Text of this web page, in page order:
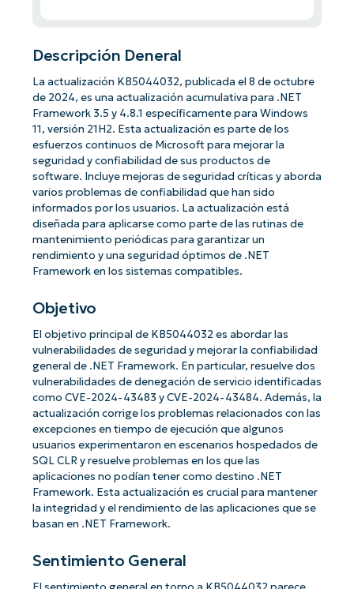
Descripción Deneral
La actualización KB5044032, publicada el 8 de octubre
de 2024, es una actualización acumulativa para .NET
Framework 3.5 y 4.8.1 específicamente para Windows
11, versión 21H2. Esta actualización es parte de los
esfuerzos continuos de Microsoft para mejorar la
seguridad y confiabilidad de sus productos de
software. Incluye mejoras de seguridad críticas y aborda
varios problemas de confiabilidad que han sido
informados por los usuarios. La actualización está
diseñada para aplicarse como parte de las rutinas de
mantenimiento periódicas para garantizar un
rendimiento y una seguridad óptimos de .NET
Framework en los sistemas compatibles.
Objetivo
El objetivo principal de KB5044032 es abordar las
vulnerabilidades de seguridad y mejorar la confiabilidad
general de .NET Framework. En particular, resuelve dos
vulnerabilidades de denegación de servicio identificadas
como CVE-2024-43483 y CVE-2024-43484. Además, la
actualización corrige los problemas relacionados con las
excepciones en tiempo de ejecución que algunos
usuarios experimentaron en escenarios hospedados de
SQL CLR y resuelve problemas en los que las
aplicaciones no podían tener como destino .NET
Framework. Esta actualización es crucial para mantener
la integridad y el rendimiento de las aplicaciones que se
basan en .NET Framework.
Sentimiento General